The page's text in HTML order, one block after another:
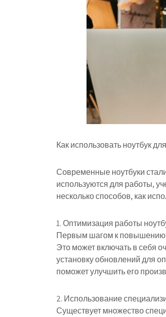
Как использовать ноутбук
Современные ноутбуки
используются для работы,
несколько способов, как
1. Оптимизация работы
Первым шагом к повышению
Это может включать в себя
установку обновлений для
поможет улучшить его
2. Использование
Существует множество